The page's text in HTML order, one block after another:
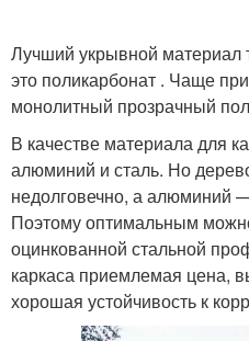
Лучший укрывной
это поликарбонат . Чаще
монолитный прозрачный
В качестве материала для
алюминий и сталь. Но
недолговечно, а алюминий
Поэтому оптимальным
оцинкованной стальной
каркаса приемлемая цена,
хорошая устойчивость к